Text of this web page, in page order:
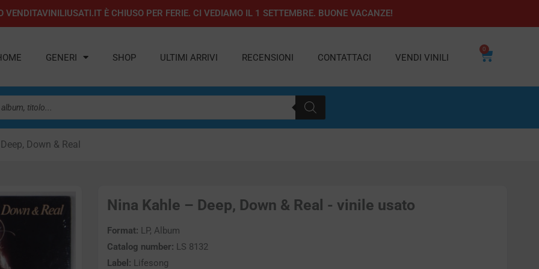
È CHIUSO PER FERIE. CI VEDIAMO IL 1 SETTEMBRE. BUONE VACANZE!
GENERI SHOP ULTIMI ARRIVI RECENSIONI CONTATTACI VENDI VINILI
0
Carrello
Down & Real
Nina Kahle – Deep, Down & Real - vinile usato
Format: LP, Album
Catalog number: LS 8132
Label: Lifesong